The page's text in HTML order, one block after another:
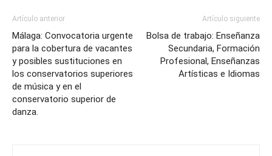
Artículo anterior
Málaga: Convocatoria urgente
para la cobertura de vacantes
y posibles sustituciones en
los conservatorios superiores
de música y en el
conservatorio superior de
danza.
Artículo siguiente
Bolsa de trabajo: Enseñanza
Secundaria, Formación
Profesional, Enseñanzas
Artísticas e Idiomas